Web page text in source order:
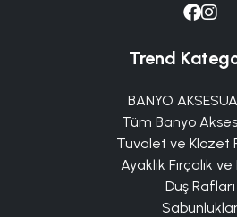
Trend
BANYO
Tüm Banyo
Tuvalet ve Klozet
Ayaklık Fırçalık ve
Duş Rafları